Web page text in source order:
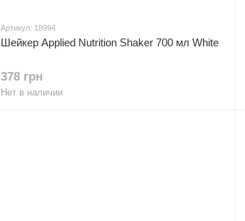
Артикул: 18994
Шейкер Applied Nutrition Shaker 700 мл White
378 грн
Нет в наличии